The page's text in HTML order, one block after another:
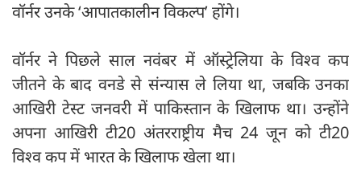
वॉर्नर उनके ‘आपातकालीन विकल्प’ होंगे।
वॉर्नर ने पिछले साल नवंबर में ऑस्ट्रेलिया के विश्व कप
जीतने के बाद वनडे से संन्यास ले लिया था, जबकि उनका
आखिरी टेस्ट जनवरी में पाकिस्तान के खिलाफ था। उन्होंने
अपना आखिरी टी20 अंतरराष्ट्रीय मैच 24 जून को टी20
विश्व कप में भारत के खिलाफ खेला था।